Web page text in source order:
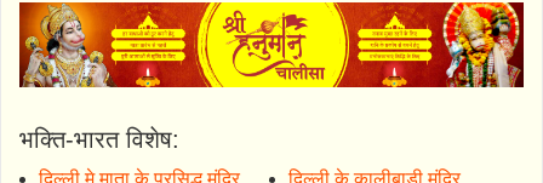
भक्ति-भारत विशेष:
दिल्ली मे माता के प्रसिद्ध मंदिर
दिल्ली के कालीबाड़ी मंदिर